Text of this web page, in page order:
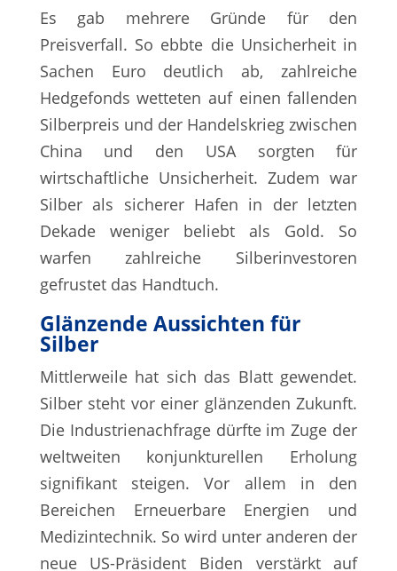
Es gab mehrere Gründe für den
Preisverfall. So ebbte die Unsicherheit in
Sachen Euro deutlich ab, zahlreiche
Hedgefonds wetteten auf einen fallenden
Silberpreis und der Handelskrieg zwischen
China und den USA sorgten für
wirtschaftliche Unsicherheit. Zudem war
Silber als sicherer Hafen in der letzten
Dekade weniger beliebt als Gold. So
warfen zahlreiche Silberinvestoren
gefrustet das Handtuch.
Glänzende Aussichten für
Silber
Mittlerweile hat sich das Blatt gewendet.
Silber steht vor einer glänzenden Zukunft.
Die Industrienachfrage dürfte im Zuge der
weltweiten konjunkturellen Erholung
signifikant steigen. Vor allem in den
Bereichen Erneuerbare Energien und
Medizintechnik. So wird unter anderen der
neue US-Präsident Biden verstärkt auf